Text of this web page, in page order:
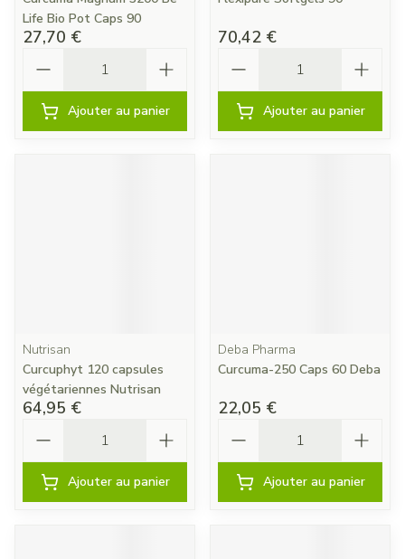
Life Bio Pot Caps 90
27,70 €
Ajouter au panier
70,42 €
Ajouter au panier
Nutrisan
Curcuphyt 120 capsules
végétariennes Nutrisan
64,95 €
Ajouter au panier
Deba Pharma
Curcuma-250 Caps 60 Deba
22,05 €
Ajouter au panier